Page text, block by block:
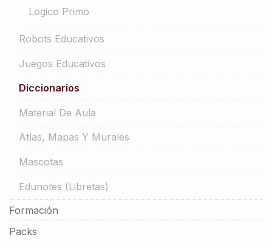
Logico Primo
Robots Educativos
Juegos Educativos
Diccionarios
Material De Aula
Atlas, Mapas Y Murales
Mascotas
Edunotes (libretas)
Formación
Packs